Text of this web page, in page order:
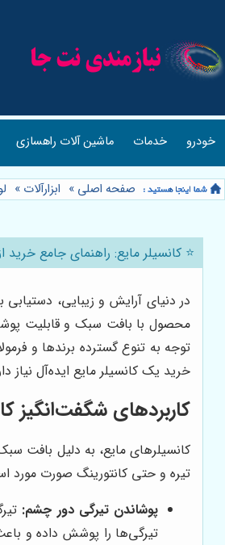
خودرو خدمات ماشین آلات راهسازی
صفحه اصلی » ابزارآلات »
⭐️ کانسیلر مایع: راهنمای جامع
در دنیای آرایش و زیبایی،
محصول با بافت سبک و قابلیت
توجه به تنوع گسترده برندها و
خرید یک کانسیلر مایع ایده‌آل
کاربردهای شگفت‌انگیز
کانسیلرهای مایع، به دلیل بافت
تیره و حتی کانتورینگ صورت مورد
پوشاندن تیرگی دور چشم:
تیرگی‌ها را پوشش داده و